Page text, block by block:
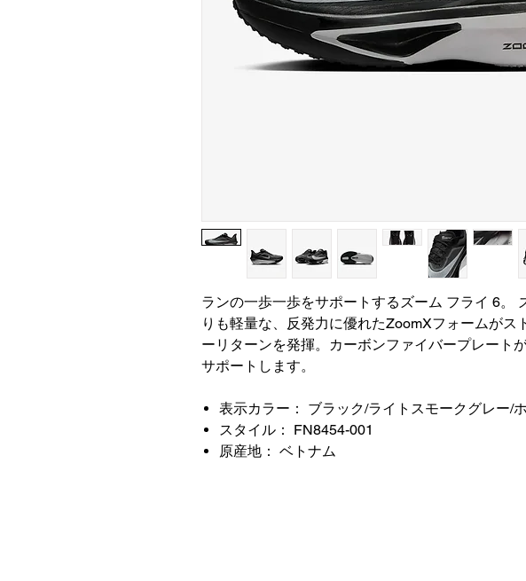
ランの一歩一歩をサポートするズーム フライ 6。
りも軽量な、反発力に優れたZoomXフォームがス
ーリターンを発揮。カーボンファイバープレート
サポートします。
表示カラー： ブラック/ライトスモークグレー/
スタイル： FN8454-001
原産地： ベトナム